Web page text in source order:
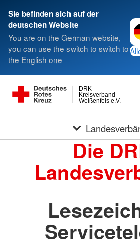
Sie befinden sich auf der
deutschen Website
You are on the German website,
you can use the switch to switch to
the English one
Weißenfels e.V.
Kreisverband
DRK-
Die